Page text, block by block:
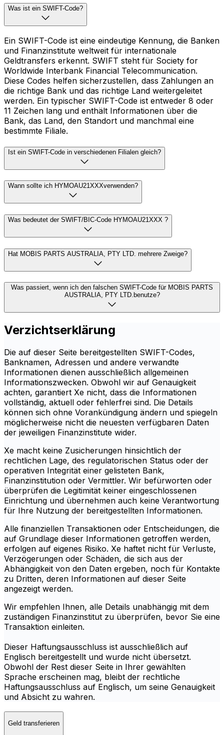
Was ist ein SWIFT-Code?
Ein SWIFT-Code ist eine eindeutige Kennung, die Banken
und Finanzinstitute weltweit für internationale
Geldtransfers erkennt. SWIFT steht für Society for
Worldwide Interbank Financial Telecommunication.
Diese Codes helfen sicherzustellen, dass Zahlungen an
die richtige Bank und das richtige Land weitergeleitet
werden. Ein typischer SWIFT-Code ist entweder 8 oder
11 Zeichen lang und enthält Informationen über die
Bank, das Land, den Standort und manchmal eine
bestimmte Filiale.
Ist ein SWIFT-Code in verschiedenen Filialen gleich?
Wann sollte ich HYMOAU21XXXverwenden?
Was bedeutet der SWIFT/BIC-Code HYMOAU21XXX ?
Hat MOBIS PARTS AUSTRALIA, PTY LTD. mehrere Zweige?
Was passiert, wenn ich den falschen SWIFT-Code für MOBIS PARTS
AUSTRALIA, PTY LTD.benutze?
Verzichtserklärung
Die auf dieser Seite bereitgestellten SWIFT-Codes,
Banknamen, Adressen und andere verwandte
Informationen dienen ausschließlich allgemeinen
Informationszwecken. Obwohl wir auf Genauigkeit
achten, garantiert Xe nicht, dass die Informationen
vollständig, aktuell oder fehlerfrei sind. Die Details
können sich ohne Vorankündigung ändern und spiegeln
möglicherweise nicht die neuesten verfügbaren Daten
der jeweiligen Finanzinstitute wider.
Xe macht keine Zusicherungen hinsichtlich der
rechtlichen Lage, des regulatorischen Status oder der
operativen Integrität einer gelisteten Bank,
Finanzinstitution oder Vermittler. Wir befürworten oder
überprüfen die Legitimität keiner eingeschlossenen
Einrichtung und übernehmen auch keine Verantwortung
für Ihre Nutzung der bereitgestellten Informationen.
Alle finanziellen Transaktionen oder Entscheidungen, die
auf Grundlage dieser Informationen getroffen werden,
erfolgen auf eigenes Risiko. Xe haftet nicht für Verluste,
Verzögerungen oder Schäden, die sich aus der
Abhängigkeit von den Daten ergeben, noch für Kontakte
zu Dritten, deren Informationen auf dieser Seite
angezeigt werden.
Wir empfehlen Ihnen, alle Details unabhängig mit dem
zuständigen Finanzinstitut zu überprüfen, bevor Sie eine
Transaktion einleiten.
Dieser Haftungsausschluss ist ausschließlich auf
Englisch bereitgestellt und wurde nicht übersetzt.
Obwohl der Rest dieser Seite in Ihrer gewählten
Sprache erscheinen mag, bleibt der rechtliche
Haftungsausschluss auf Englisch, um seine Genauigkeit
und Absicht zu wahren.
Geld transferieren